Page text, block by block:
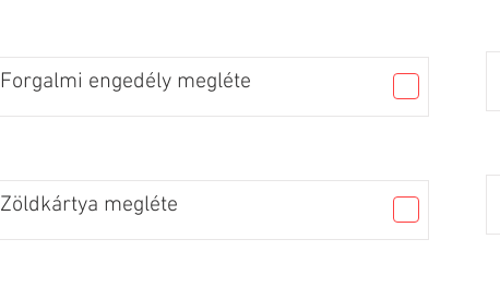
Forgalmi engedély megléte
Zöldkártya megléte